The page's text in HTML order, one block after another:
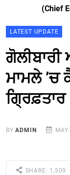
(Chief
LATEST UPDATE
ਮਾਮਲੇ ’ਚ
ਗ੍ਰਿਫ਼ਤਾਰ
BYADMIN
SHARE: 1,509